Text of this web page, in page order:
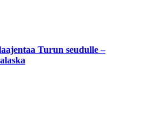
Turun seudulle –